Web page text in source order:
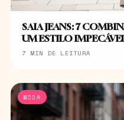
SAIA JEANS: 7
UM ESTILO
7 MIN DE LEITURA
MODA